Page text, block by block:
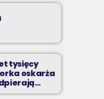
tysięcy
oskarża